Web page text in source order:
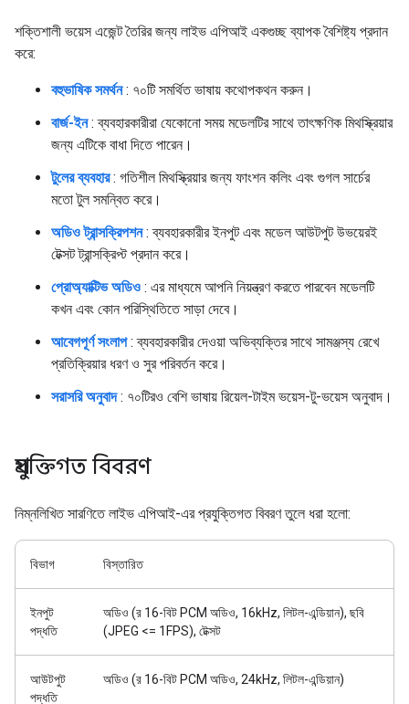
শক্তিশালী ভয়েস এজেন্ট তৈরির জন্য লাইভ এপিআই একগুচ্ছ ব্যাপক বৈশিষ্ট্য প্রদান
করে:
বহুভাষিক সমর্থন: ৭০টি সমর্থিত ভাষায় কথোপকথন করুন।
বার্জ-ইন: ব্যবহারকারীরা যেকোনো সময় মডেলটির সাথে তাৎক্ষণিক মিথস্ক্রিয়ার
জন্য এটিকে বাধা দিতে পারেন।
টুলের ব্যবহার: গতিশীল মিথস্ক্রিয়ার জন্য ফাংশন কলিং এবং গুগল সার্চের
মতো টুল সমন্বিত করে।
অডিও ট্রান্সক্রিপশন: ব্যবহারকারীর ইনপুট এবং মডেল আউটপুট উভয়েরই
টেক্সট ট্রান্সক্রিপ্ট প্রদান করে।
প্রোঅ্যাক্টিভ অডিও : এর মাধ্যমে আপনি নিয়ন্ত্রণ করতে পারবেন মডেলটি
কখন এবং কোন পরিস্থিতিতে সাড়া দেবে।
আবেগপূর্ণ সংলাপ: ব্যবহারকারীর দেওয়া অভিব্যক্তির সাথে সামঞ্জস্য রেখে
প্রতিক্রিয়ার ধরণ ও সুর পরিবর্তন করে।
সরাসরি অনুবাদ: ৭০টিরও বেশি ভাষায় রিয়েল-টাইম ভয়েস-টু-ভয়েস অনুবাদ।
প্রযুক্তিগত বিবরণ
নিম্নলিখিত সারণিতে লাইভ এপিআই-এর প্রযুক্তিগত বিবরণ তুলে ধরা হলো:
বিভাগ বিস্তারিত
ইনপুট
পদ্ধতি
অডিও (র 16-বিট PCM অডিও, 16kHz, লিটল-এন্ডিয়ান), ছবি
(JPEG <= 1FPS), টেক্সট
আউটপুট
পদ্ধতি
অডিও (র 16-বিট PCM অডিও, 24kHz, লিটল-এন্ডিয়ান)